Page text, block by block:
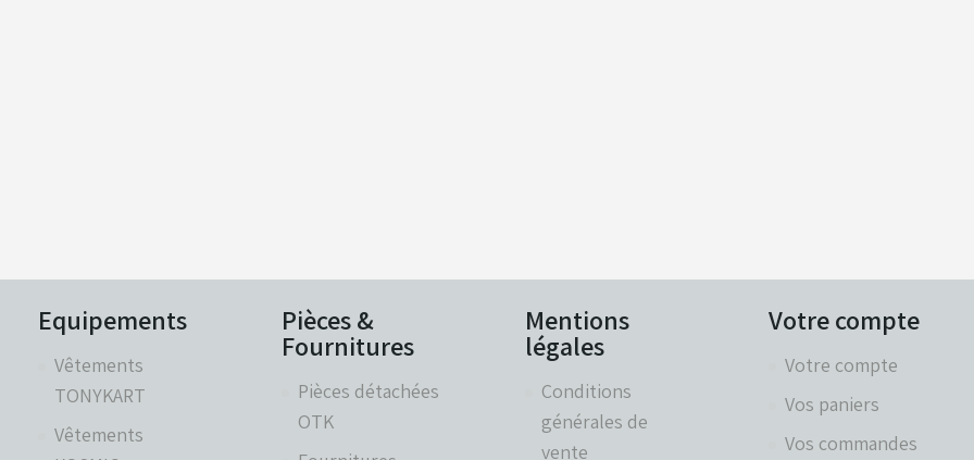
Equipements
Vêtements
TONYKART
Vêtements
Pièces &
Fournitures
Pièces détachées
OTK
Mentions
légales
Conditions
générales de
vente
Votre compte
Votre compte
Vos paniers
Vos commandes